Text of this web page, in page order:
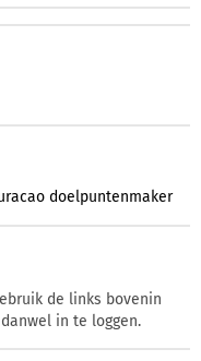
doelpuntenmaker
de links bovenin
in te loggen.